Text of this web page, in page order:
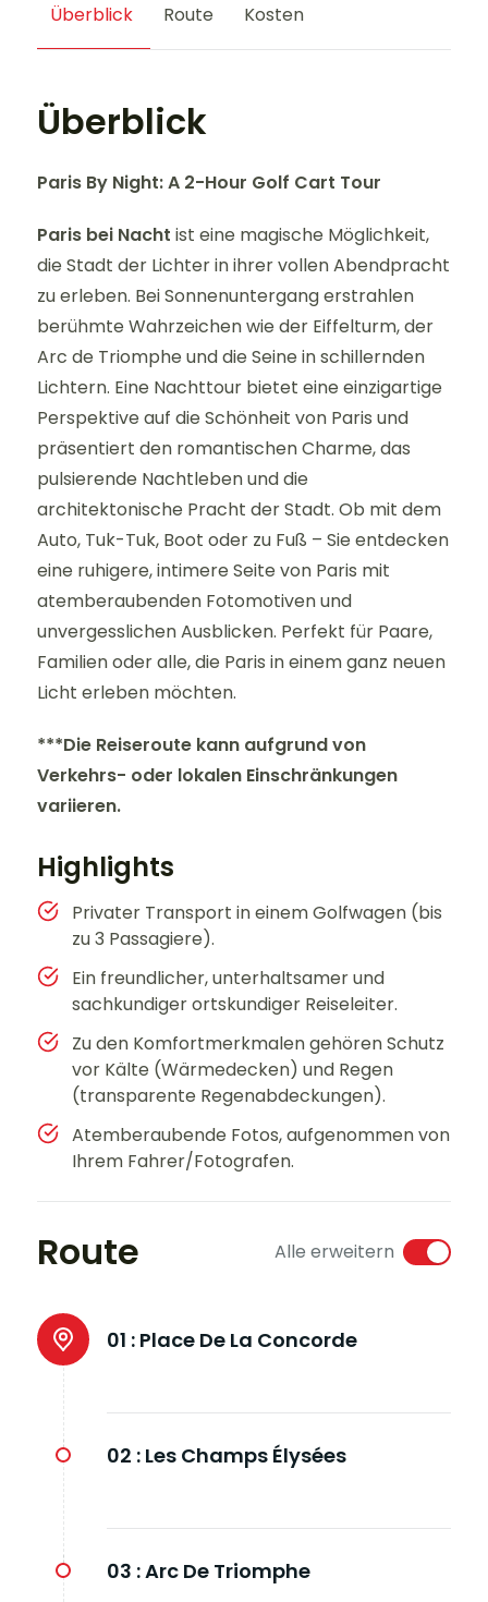
Überblick Route Kosten
Überblick
Paris By Night: A 2-Hour Golf Cart Tour
Paris bei Nacht ist eine magische Möglichkeit,
die Stadt der Lichter in ihrer vollen Abendpracht
zu erleben. Bei Sonnenuntergang erstrahlen
berühmte Wahrzeichen wie der Eiffelturm, der
Arc de Triomphe und die Seine in schillernden
Lichtern. Eine Nachttour bietet eine einzigartige
Perspektive auf die Schönheit von Paris und
präsentiert den romantischen Charme, das
pulsierende Nachtleben und die
architektonische Pracht der Stadt. Ob mit dem
Auto, Tuk-Tuk, Boot oder zu Fuß – Sie entdecken
eine ruhigere, intimere Seite von Paris mit
atemberaubenden Fotomotiven und
unvergesslichen Ausblicken. Perfekt für Paare,
Familien oder alle, die Paris in einem ganz neuen
Licht erleben möchten.
***Die Reiseroute kann aufgrund von
Verkehrs- oder lokalen Einschränkungen
variieren.
Highlights
Privater Transport in einem Golfwagen (bis
zu 3 Passagiere).
Ein freundlicher, unterhaltsamer und
sachkundiger ortskundiger Reiseleiter.
Zu den Komfortmerkmalen gehören Schutz
vor Kälte (Wärmedecken) und Regen
(transparente Regenabdeckungen).
Atemberaubende Fotos, aufgenommen von
Ihrem Fahrer/Fotografen.
Route Alle erweitern
01 : Place De La Concorde
02 : Les Champs Élysées
03 :Arc De Triomphe